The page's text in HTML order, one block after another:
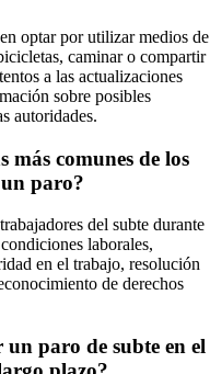
optar por utilizar medios de
caminar o compartir
a las actualizaciones
sobre posibles
autoridades.
más comunes de los
paro?
del subte durante
laborales,
en el trabajo, resolución
de derechos
un paro de subte en el